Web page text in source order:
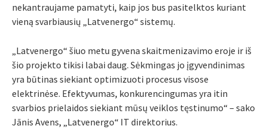
nekantraujame pamatyti, kaip jos bus pasitelktos kuriant
vieną svarbiausių „Latvenergo“ sistemų.
„Latvenergo“ šiuo metu gyvena skaitmenizavimo eroje ir iš
šio projekto tikisi labai daug. Sėkmingas jo įgyvendinimas
yra būtinas siekiant optimizuoti procesus visose
elektrinėse. Efektyvumas, konkurencingumas yra itin
svarbios prielaidos siekiant mūsų veiklos tęstinumo“ – sako
Jānis Avens, „Latvenergo“ IT direktorius.